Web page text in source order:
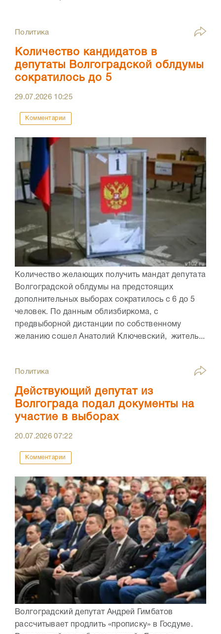
Политика
Количество кандидатов в
депутаты Волгоградской облдумы
сократилось до 5
29.07.2026 10:25
Комментарии
Количество желающих получить мандат депутата
Волгоградской облдумы на предстоящих
дополнительных выборах сократилось с 6 до 5
человек. По данным облизбиркома, с
предвыборной дистанции по собственному
желанию сошел Анатолий Ключевский, житель...
Политика
Действующий депутат из
Волгограда подал документы на
участие в выборах
20.07.202607:22
Комментарии
Волгоградский депутат Андрей Гимбатов
рассчитывает продлить «прописку» в Госдуме.